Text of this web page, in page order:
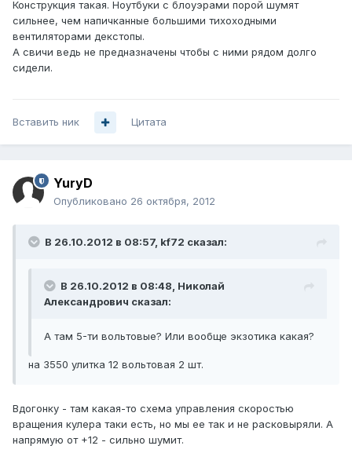
Конструкция такая. Ноутбуки с блоуэрами порой шумят
сильнее, чем напичканные большими тихоходными
вентиляторами декстопы.
А свичи ведь не предназначены чтобы с ними рядом долго
сидели.
Вставить ник Цитата
YuryD
Опубликовано 26 октября, 2012
В 26.10.2012 в 08:57, kf72 сказал:
В 26.10.2012 в 08:48, Николай
Александрович сказал:
А там 5-ти вольтовые? Или вообще экзотика какая?
на 3550 улитка 12 вольтовая 2 шт.
Вдогонку - там какая-то схема управления скоростью
вращения кулера таки есть, но мы ее так и не расковыряли. А
напрямую от +12 - сильно шумит.